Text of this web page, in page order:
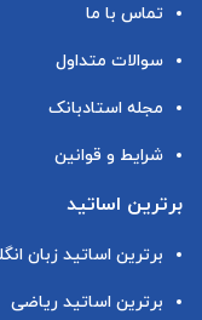
تماس با ما
سوالات متداول
مجله استادبانک
شرایط و قوانین
برترین اساتید
برترین اساتید زبان
برترین اساتید ریاضی